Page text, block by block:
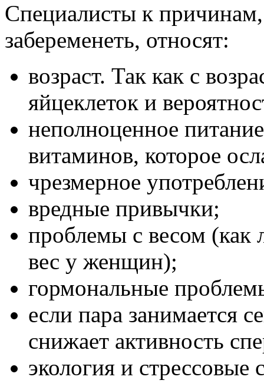
Специалисты к
забеременеть, относят:
возраст. Так как с
яйцеклеток и
неполноценное
витаминов, которое
чрезмерное
вредные привычки;
проблемы с весом (как
вес у женщин);
гормональные
если пара занимается
снижает активность
экология и стрессовые